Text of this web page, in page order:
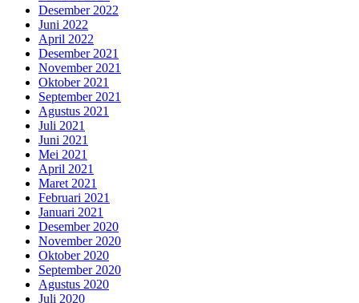
Desember 2022
Juni 2022
April 2022
Desember 2021
November 2021
Oktober 2021
September 2021
Agustus 2021
Juli 2021
Juni 2021
Mei 2021
April 2021
Maret 2021
Februari 2021
Januari 2021
Desember 2020
November 2020
Oktober 2020
September 2020
Agustus 2020
Juli 2020